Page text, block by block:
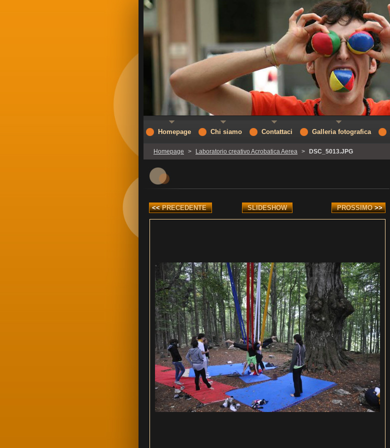
Homepage > Laboratorio creativo Acrobatica Aerea > DSC_5013.JPG
<< PRECEDENTE SLIDESHOW PROSSIMO >>
Homepage Chi siamo Contattaci Galleria fotografica